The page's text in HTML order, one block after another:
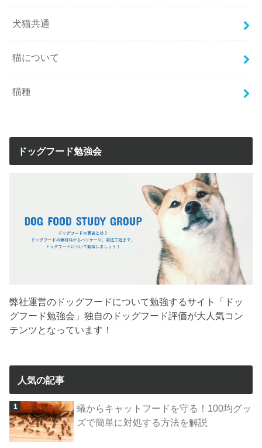
犬猫共通
猫について
猫種
ドッグフード勉強会
弊社運営のドッグフードについて勉強するサイト「ドッ
グフード勉強会」独自のドッグフード評価が大人気コン
テンツとなっています！
人気の記事
蟻からキャットフードを守る！100均グッ
ズで簡単に対処する方法を解説